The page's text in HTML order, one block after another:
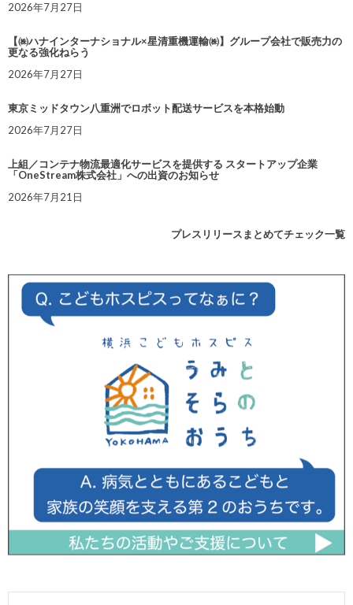
2026年7月27日
【㈱ハナインターナショナル×星清重機運輸㈱】グループ会社で販売力の
更なる強化ねらう
2026年7月27日
東京ミッドタウン八重洲でロボット配送サービスを本格始動
2026年7月27日
上組／コンテナ物流最適化サービスを提供する スタートアップ企業
「OneStream株式会社」への出資のお知らせ
2026年7月21日
プレスリリースまとめてチェック一覧